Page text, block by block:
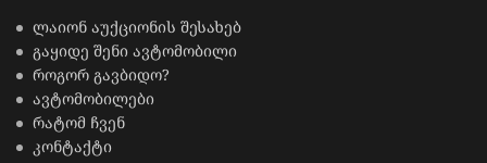
ლაიონ აუქციონის შესახებ
გაყიდე შენი ავტომობილი
როგორ გავბიდო?
ავტომობილები
რატომ ჩვენ
კონტაქტი